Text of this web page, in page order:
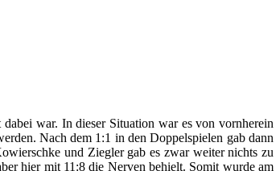
war. In dieser Situation war es von vornherein
Nach dem 1:1 in den Doppelspielen gab dann
und Ziegler gab es zwar weiter nichts zu
hier mit 11:8 die Nerven behielt. Somit wurde am